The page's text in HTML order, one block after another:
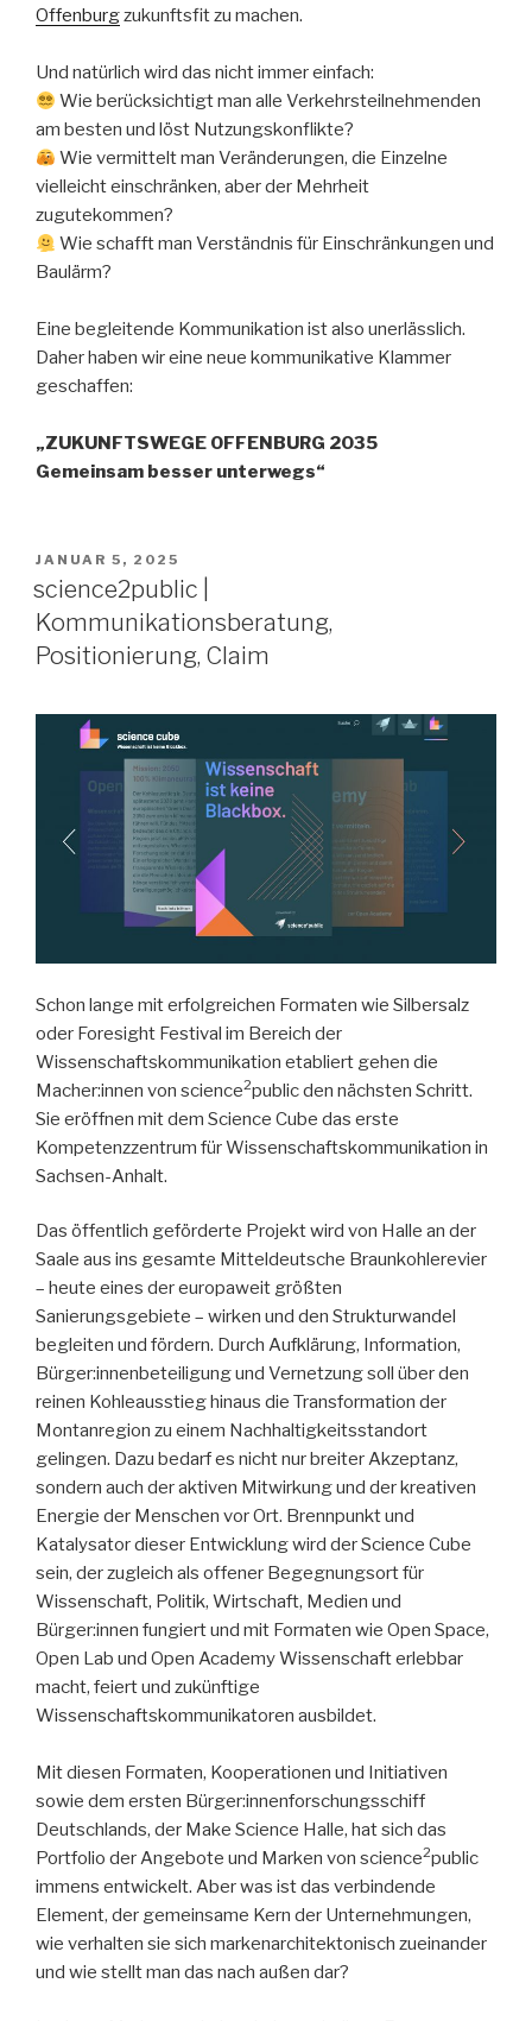
Offenburgzukunftsfit zu machen.
Und natürlich wird das nicht immer einfach:
Wie berücksichtigt man alle Verkehrsteilnehmenden
am besten und löst Nutzungskonflikte?
Wie vermittelt man Veränderungen, die Einzelne
vielleicht einschränken, aber der Mehrheit
zugutekommen?
Wie schafft man Verständnis für Einschränkungen und
Baulärm?
Eine begleitende Kommunikation ist also unerlässlich.
Daher haben wir eine neue kommunikative Klammer
geschaffen:
„ZUKUNFTSWEGE OFFENBURG 2035
Gemeinsam besser unterwegs“
VERÖFFENTLICHT
AM
JANUAR 5, 2025
science2public |
Kommunikationsberatung,
Positionierung, Claim
Schon lange mit erfolgreichen Formaten wie Silbersalz
oder Foresight Festival im Bereich der
Wissenschaftskommunikation etabliert gehen die
Macher:innen von science2public den nächsten Schritt.
Sie eröffnen mit dem Science Cube das erste
Kompetenzzentrum für Wissenschaftskommunikation in
Sachsen-Anhalt.
Das öffentlich geförderte Projekt wird von Halle an der
Saale aus ins gesamte Mitteldeutsche Braunkohlerevier
– heute eines der europaweit größten
Sanierungsgebiete – wirken und den Strukturwandel
begleiten und fördern. Durch Aufklärung, Information,
Bürger:innenbeteiligung und Vernetzung soll über den
reinen Kohleausstieg hinaus die Transformation der
Montanregion zu einem Nachhaltigkeitsstandort
gelingen. Dazu bedarf es nicht nur breiter Akzeptanz,
sondern auch der aktiven Mitwirkung und der kreativen
Energie der Menschen vor Ort. Brennpunkt und
Katalysator dieser Entwicklung wird der Science Cube
sein, der zugleich als offener Begegnungsort für
Wissenschaft, Politik, Wirtschaft, Medien und
Bürger:innen fungiert und mit Formaten wie Open Space,
Open Lab und Open Academy Wissenschaft erlebbar
macht, feiert und zukünftige
Wissenschaftskommunikatoren ausbildet.
Mit diesen Formaten, Kooperationen und Initiativen
sowie dem ersten Bürger:innenforschungsschiff
Deutschlands, der Make Science Halle, hat sich das
Portfolio der Angebote und Marken von science2public
immens entwickelt. Aber was ist das verbindende
Element, der gemeinsame Kern der Unternehmungen,
wie verhalten sie sich markenarchitektonisch zueinander
und wie stellt man das nach außen dar?